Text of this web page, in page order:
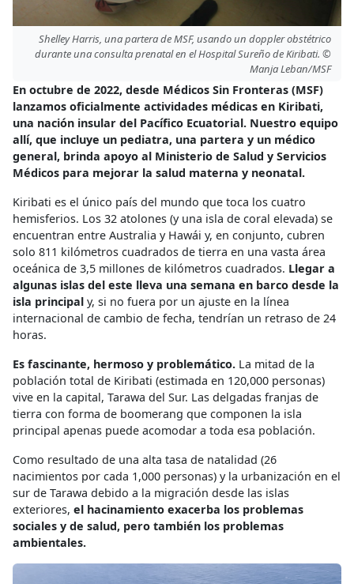
Shelley Harris, una partera de MSF, usando un doppler obstétrico
durante una consulta prenatal en el Hospital Sureño de Kiribati. ©
Manja Leban/MSF
En octubre de 2022, desde Médicos Sin Fronteras (MSF)
lanzamos oficialmente actividades médicas en Kiribati,
una nación insular del Pacífico Ecuatorial. Nuestro equipo
allí, que incluye un pediatra, una partera y un médico
general, brinda apoyo al Ministerio de Salud y Servicios
Médicos para mejorar la salud materna y neonatal.
Kiribati es el único país del mundo que toca los cuatro
hemisferios. Los 32 atolones (y una isla de coral elevada) se
encuentran entre Australia y Hawái y, en conjunto, cubren
solo 811 kilómetros cuadrados de tierra en una vasta área
oceánica de 3,5 millones de kilómetros cuadrados. Llegar a
algunas islas del este lleva una semana en barco desde la
isla principal y, si no fuera por un ajuste en la línea
internacional de cambio de fecha, tendrían un retraso de 24
horas.
Es fascinante, hermoso y problemático. La mitad de la
población total de Kiribati (estimada en 120,000 personas)
vive en la capital, Tarawa del Sur. Las delgadas franjas de
tierra con forma de boomerang que componen la isla
principal apenas puede acomodar a toda esa población.
Como resultado de una alta tasa de natalidad (26
nacimientos por cada 1,000 personas) y la urbanización en el
sur de Tarawa debido a la migración desde las islas
exteriores, el hacinamiento exacerba los problemas
sociales y de salud, pero también los problemas
ambientales.